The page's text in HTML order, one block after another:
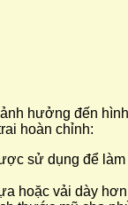
hưởng đến
hoàn chỉnh:
sử dụng để
hoặc vải dày